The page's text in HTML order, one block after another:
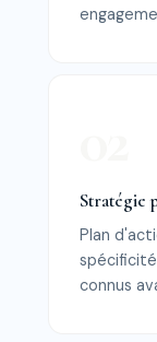
Stratégie
Plan
connus